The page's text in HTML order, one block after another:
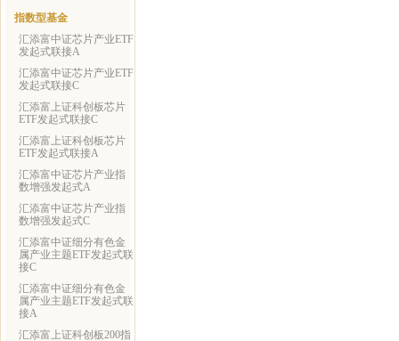
指数型基金
汇添富中证芯片产业ETF
发起式联接A
汇添富中证芯片产业ETF
发起式联接C
汇添富上证科创板芯片
ETF发起式联接C
汇添富上证科创板芯片
ETF发起式联接A
汇添富中证芯片产业指
数增强发起式A
汇添富中证芯片产业指
数增强发起式C
汇添富中证细分有色金
属产业主题ETF发起式联
接C
汇添富中证细分有色金
属产业主题ETF发起式联
接A
汇添富上证科创板200指